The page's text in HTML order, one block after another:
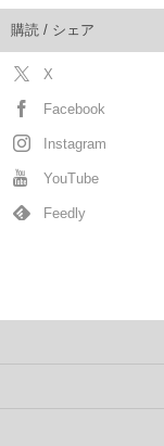
購読 / シェア
X
Facebook
Instagram
YouTube
Feedly